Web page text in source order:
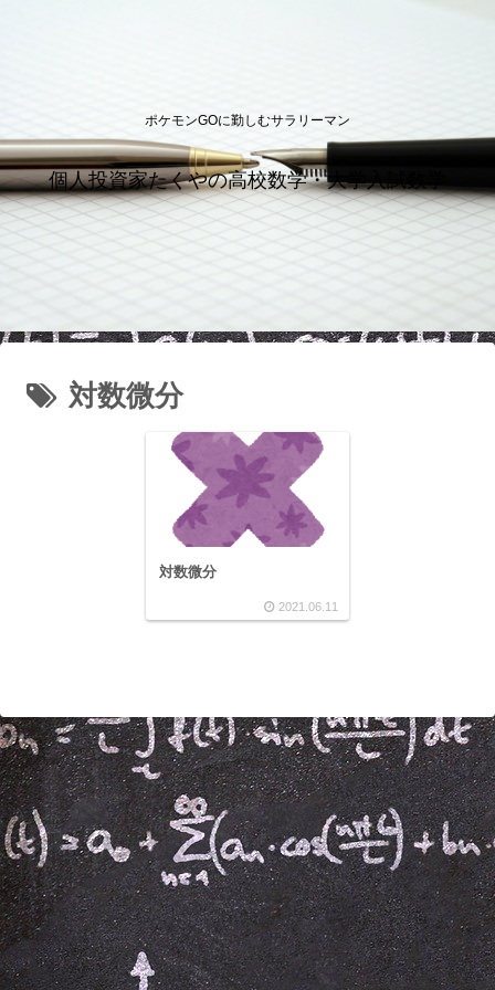
ポケモンGOに勤しむサラリーマン
個人投資家たくやの高校数学・大学入試数学
対数微分
対数微分
2021.06.11